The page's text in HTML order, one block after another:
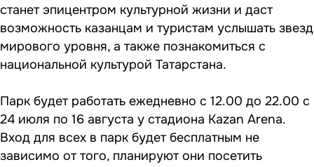
станет эпицентром культурной жизни и даст
возможность казанцам и туристам услышать звезд
мирового уровня, а также познакомиться с
национальной культурой Татарстана.
Парк будет работать ежедневно с 12.00 до 22.00 с
24 июля по 16 августа у стадиона Kazan Arena.
Вход для всех в парк будет бесплатным не
зависимо от того, планируют они посетить